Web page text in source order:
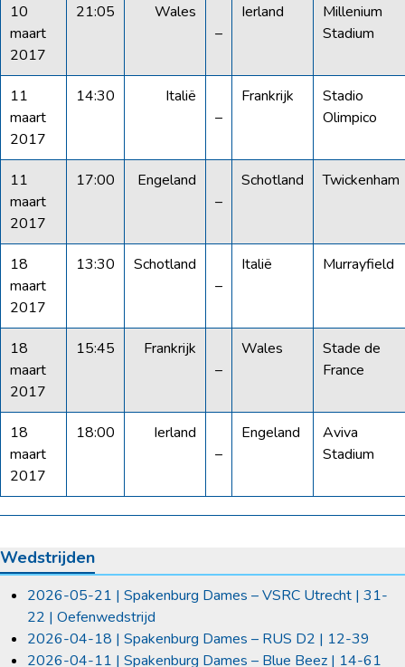
10
maart
2017
21:05
Wales
–
Ierland
Millenium
Stadium
11
maart
2017
14:30
Italië
–
Frankrijk
Stadio
Olimpico
11
maart
2017
17:00
Engeland
–
Schotland Twickenham
18
maart
2017
13:30
Schotland
–
Italië Murrayfield
18
maart
2017
15:45
Frankrijk
–
Wales
Stade de
France
18
maart
2017
18:00
Ierland
–
Engeland
Aviva
Stadium
Wedstrijden
2026-05-21 | Spakenburg Dames – VSRC Utrecht | 31-
22 | Oefenwedstrijd
2026-04-18 | Spakenburg Dames – RUS D2 | 12-39
2026-04-11 | Spakenburg Dames – Blue Beez | 14-61